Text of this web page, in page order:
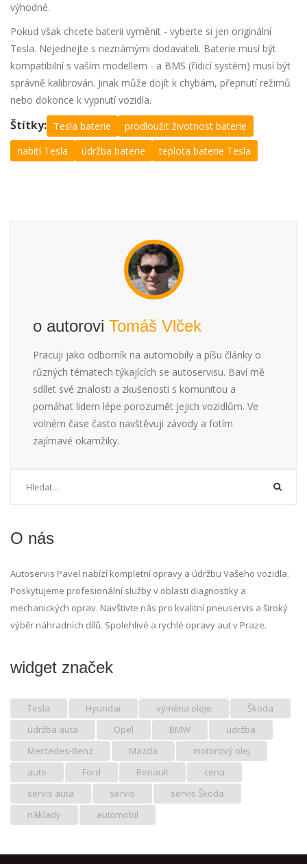
výhodné.
Pokud však chcete baterii vyměnit - vyberte si jen originální
Tesla. Nejednejte s neznámými dodavateli. Baterie musí být
kompatibilní s vaším modellem - a BMS (řídicí systém) musí být
správně kalibrován. Jinak může dojít k chybám, přepnutí režimů
nebo dokonce k vypnutí vozidla.
Štítky: Tesla baterie
prodloužit životnost baterie
nabití Tesla
údržba baterie teplota baterie Tesla
o autorovi Tomáš Vlček
Pracuji jako odborník na automobily a píšu články o
různých tématech týkajících se autoservisu. Baví mě
sdílet své znalosti a zkušenosti s komunitou a
pomáhat lidem lépe porozumět jejich vozidlům. Ve
volném čase často navštěvuji závody a fotím
zajímavé okamžiky.
O nás
Autoservis Pavel nabízí kompletní opravy a údržbu Vašeho vozidla.
Poskytujeme profesionální služby v oblasti diagnostiky a
mechanických oprav. Navštivte nás pro kvalitní pneuservis a široký
výběr náhradních dílů. Spolehlivé a rychlé opravy aut v Praze.
widget značek
Tesla Hyundai výměna oleje
Škoda
údržba auta
Opel BMW
údržba
Mercedes-Benz
Mazda
motorový olej
auto
Ford Renault
cena
servis auta
servis
servis Škoda
náklady
automobil